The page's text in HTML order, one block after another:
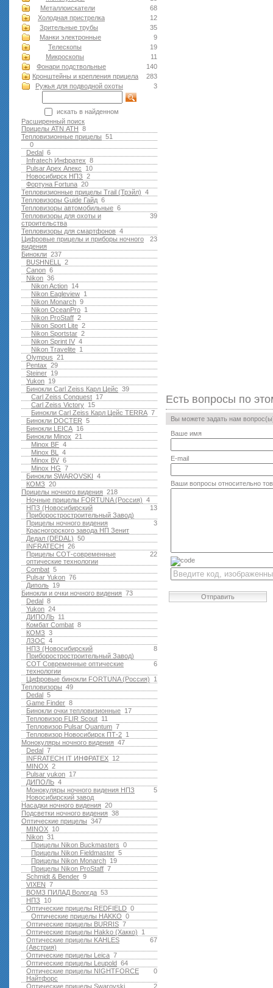
68
Металлоискатели
12
Холодная пристрелка
35
Зрительные трубы
9
Манки электронные
19
Телескопы
11
Микроскопы
140
Фонари подствольные
283
Кронштейны и крепления прицела
3
Ружья для подводной оxоты
искать в найденном
Расширенный поиск
8
Прицелы ATN АТН
51
Тепловизионные прицелы
0
6
Dedal
8
Infratech Инфратех
10
Pulsar Apex Апекс
2
Новосибирск НПЗ
20
Фортуна Fortuna
4
Тепловизионные прицелы Trail (Трэйл)
6
Тепловизоры Guide Гайд
6
Тепловизоры автомобильные
39
Тепловизоры для охоты и
строительства
4
Тепловизоры для смартфонов
23
Цифровые прицелы и приборы ночного
видения
237
Бинокли
2
BUSHNELL
6
Canon
36
Nikon
14
Nikon Action
1
Nikon Eagleview
9
Nikon Monarch
1
Nikon OceanPro
2
Nikon ProStaff
2
Nikon Sport Lite
2
Nikon Sportstar
4
Nikon Sprint IV
1
Nikon Travelite
21
Olympus
29
Pentax
19
Steiner
19
Yukon
39
Бинокли Carl Zeiss Карл Цейс
17
Carl Zeiss Conquest
15
Carl Zeiss Victory
7
Бинокли Carl Zeiss Карл Цейс TERRA
5
Бинокли DOCTER
16
Бинокли LEICA
21
Бинокли Minox
4
Minox BF
4
Minox BL
6
Minox BV
7
Minox HG
4
Бинокли SWAROVSKI
20
КОМЗ
218
Прицелы ночного видения
4
Ночные прицелы FORTUNA (Россия)
13
НПЗ (Новосибирский
Приборостростроительный Завод)
3
Прицелы ночного видения
Красногорского завода НП Зенит
50
Дедал (DEDAL)
26
INFRATECH
22
Прицелы СОТ-современные
оптические технологии
5
Combat
76
Pulsar Yukon
19
Диполь
73
Бинокли и очки ночного видения
8
Dedal
24
Yukon
11
ДИПОЛЬ
8
Комбат Combat
3
КОМЗ
4
ЛЗОС
8
НПЗ (Новосибирский
Приборостростроительный Завод)
6
СОТ Современные оптические
технологии
1
Цифровые бинокли FORTUNA (Россия)
49
Тепловизоры
5
Dedal
8
Game Finder
17
Бинокли очки тепловизионные
11
Тепловизор FLIR Scout
7
Тепловизор Pulsar Quantum
1
Тепловизор Новосибирск ПТ-2
47
Монокуляры ночного видения
7
Dedal
12
INFRATECH IT ИНФРАТЕХ
2
MINOX
17
Pulsar yukon
4
ДИПОЛЬ
5
Монокуляры ночного видения НПЗ
Новосибирский завод
20
Насадки ночного видения
38
Подсветки ночного видения
347
Оптические прицелы
10
MINOX
31
Nikon
0
Прицелы Nikon Buckmasters
5
Прицелы Nikon Fieldmaster
19
Прицелы Nikon Monarch
7
Прицелы Nikon ProStaff
9
Schmidt & Bender
7
VIXEN
53
ВОМЗ ПИЛАД Вологда
10
НПЗ
0
Оптические прицелы REDFIELD
0
Оптические прицелы HAKKO
7
Оптические прицелы BURRIS
1
Оптические прицелы Hakko (Хакко)
67
Оптические прицелы KAHLES
(Австрия)
7
Оптические прицелы Leica
64
Оптические прицелы Leupold
0
Оптические прицелы NIGHTFORCE
Найтфорс
2
Оптические прицелы Swarovski
Есть вопросы по
Вы можете задать нам
Ваше имя
E-mail
Ваши вопросы относительно
Отправить